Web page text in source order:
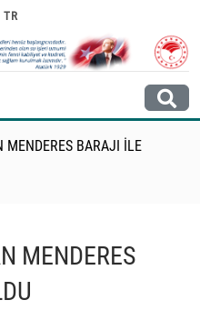
TR
MENDERES BARAJI İLE
MENDERES